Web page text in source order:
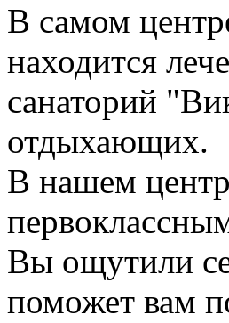
В самом
находится
санаторий
отдыхающих.
В нашем
Вы ощутили
поможет вам